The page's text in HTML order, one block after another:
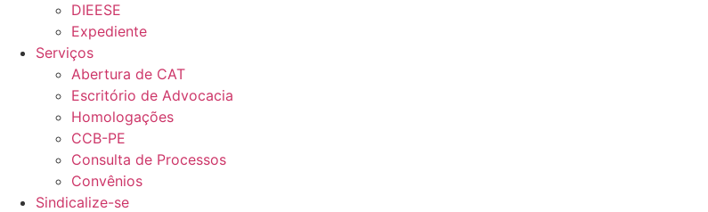
DIEESE
Expediente
Serviços
Abertura de CAT
Escritório de Advocacia
Homologações
CCB-PE
Consulta de Processos
Convênios
Sindicalize-se